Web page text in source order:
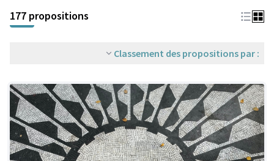
177 propositions
Classement des propositions par :